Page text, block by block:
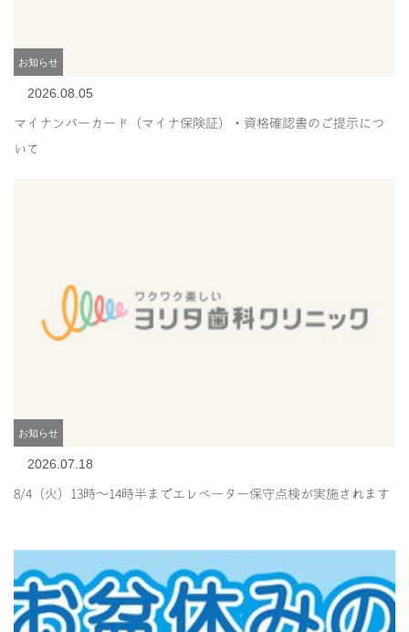
お知らせ
2026.08.05
マイナンバーカード（マイナ保険証）・資格確認書のご提示につ
いて
お知らせ
2026.07.18
8/4（火）13時～14時半までエレベーター保守点検が実施されます